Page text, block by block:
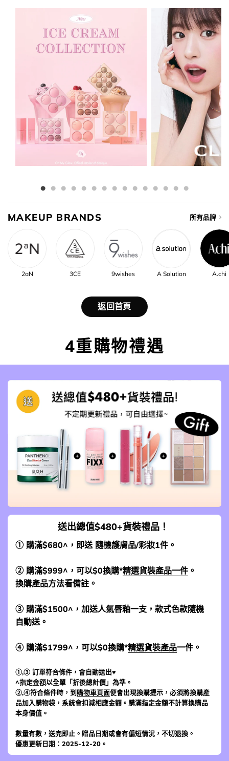
MAKEUP BRANDS 所有品牌
2aN 3CE 9wishes A Solution A.chi
返回首頁
4重購物禮遇
送出總值$480+貨裝禮品！
① 購滿$680^，即送 隨機護膚品/彩妝1件。
② 購滿$999^，可以$0換購*精選貨裝產品一件 。
換購產品方法看備註。
③ 購滿$1500^，加送人氣唇釉一支，款式色款隨機
自動送。
④ 購滿$1799^，可以$0換購*精選貨裝產品一件。
①,③ 訂單符合條件，會自動送出♥
^指定金額以全單「折後總計價」為準。
②,④符合條件時，到 購物車頁面便會出現換購提示，必須將換購產
品加入購物袋，系統會扣減相應金額。購滿指定金額不計算換購品
本身價值。
數量有數，送完即止。贈品日期或會有偏短情況，不切退換。
優惠更新日期：2025-12-20。